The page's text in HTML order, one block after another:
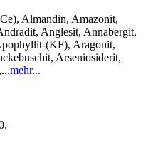
Almandin, Amazonit,
Anglesit, Annabergit,
(KF), Aragonit,
Arseniosiderit,
mehr...